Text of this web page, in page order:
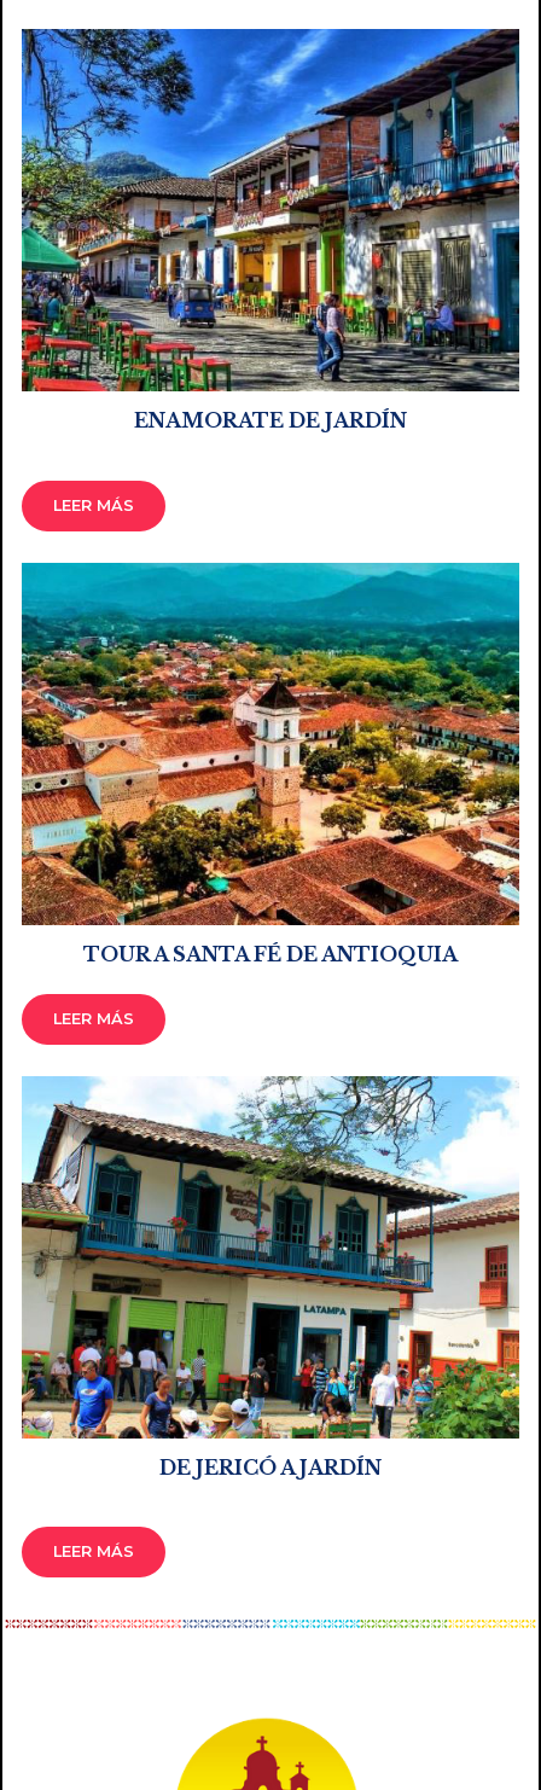
ENAMORATE DE JARDÍN
LEER MÁS
TOUR A SANTA FÉ DE ANTIOQUIA
LEER MÁS
DE JERICÓ A JARDÍN
LEER MÁS